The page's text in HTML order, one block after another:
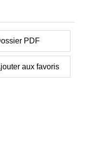
PDF
aux favoris